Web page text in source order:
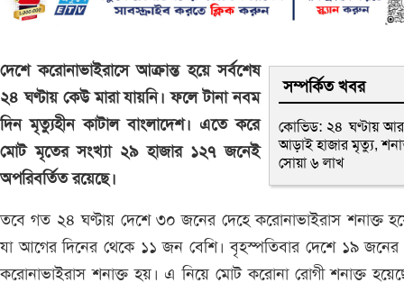
সম্পর্কিত খবর
কোভিড: ২৪ ঘণ্টায়
আড়াই হাজার মৃত্যু,
সোয়া ৬ লাখ
দেশে করোনাভাইরাসে আক্রান্ত হয়ে সর্বশেষ
২৪ ঘণ্টায় কেউ মারা যায়নি। ফলে টানা নবম
দিন মৃত্যুহীন কাটাল বাংলাদেশ। এতে করে
মোট মৃতের সংখ্যা ২৯ হাজার ১২৭ জনেই
অপরিবর্তিত রয়েছে।
তবে গত ২৪ ঘণ্টায় দেশে ৩০ জনের দেহে করোনাভাইরাস শনাক্ত
যা আগের দিনের থেকে ১১ জন বেশি। বৃহস্পতিবার দেশে ১৯ জনের
করোনাভাইরাস শনাক্ত হয়। এ নিয়ে মোট করোনা রোগী শনাক্ত